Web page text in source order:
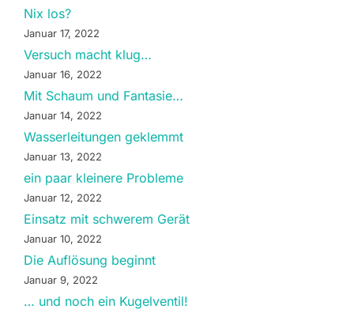
Nix los?
Januar 17, 2022
Versuch macht klug…
Januar 16, 2022
Mit Schaum und Fantasie…
Januar 14, 2022
Wasserleitungen geklemmt
Januar 13, 2022
ein paar kleinere Probleme
Januar 12, 2022
Einsatz mit schwerem Gerät
Januar 10, 2022
Die Auflösung beginnt
Januar 9, 2022
… und noch ein Kugelventil!